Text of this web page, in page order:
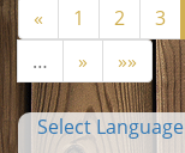
« 1 2 3
…
» »»
Select Language